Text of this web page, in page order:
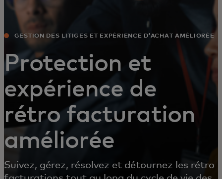
Actualités et tendances
GESTION DES LITIGES ET EXPÉRIENCE D’ACHAT AMÉLIORÉE
Protection et
expérience de
rétro facturation
améliorée
Suivez, gérez, résolvez et détournez les rétro